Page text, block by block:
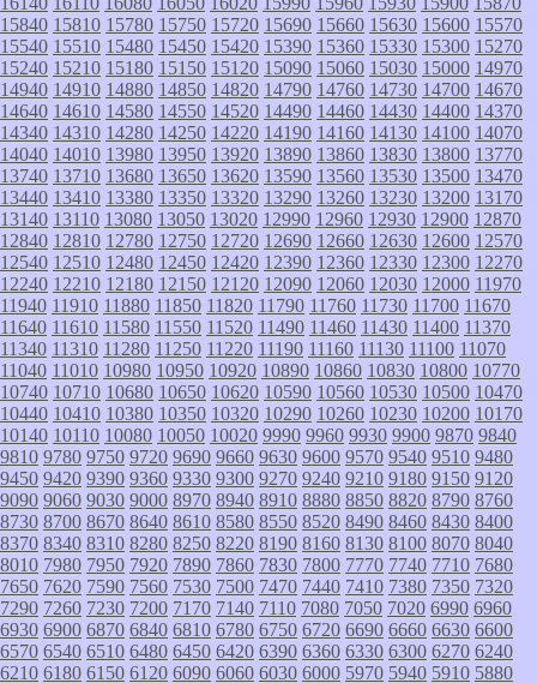
15840 15810 15780 15750 15720 15690 15660 15630 15600 15570
15540 15510 15480 15450 15420 15390 15360 15330 15300 15270
15240 15210 15180 15150 15120 15090 15060 15030 15000 14970
14940 14910 14880 14850 14820 14790 14760 14730 14700 14670
14640 14610 14580 14550 14520 14490 14460 14430 14400 14370
14340 14310 14280 14250 14220 14190 14160 14130 14100 14070
14040 14010 13980 13950 13920 13890 13860 13830 13800 13770
13740 13710 13680 13650 13620 13590 13560 13530 13500 13470
13440 13410 13380 13350 13320 13290 13260 13230 13200 13170
13140 13110 13080 13050 13020 12990 12960 12930 12900 12870
12840 12810 12780 12750 12720 12690 12660 12630 12600 12570
12540 12510 12480 12450 12420 12390 12360 12330 12300 12270
12240 12210 12180 12150 12120 12090 12060 12030 12000 11970
11940 11910 11880 11850 11820 11790 11760 11730 11700 11670
11640 11610 11580 11550 11520 11490 11460 11430 11400 11370
11340 11310 11280 11250 11220 11190 11160 11130 11100 11070
11040 11010 10980 10950 10920 10890 10860 10830 10800 10770
10740 10710 10680 10650 10620 10590 10560 10530 10500 10470
10440 10410 10380 10350 10320 10290 10260 10230 10200 10170
10140 10110 10080 10050 10020 9990 9960 9930 9900 9870 9840
9810 9780 9750 9720 9690 9660 9630 9600 9570 9540 9510 9480
9450 9420 9390 9360 9330 9300 9270 9240 9210 9180 9150 9120
9090 9060 9030 9000 8970 8940 8910 8880 8850 8820 8790 8760
8730 8700 8670 8640 8610 8580 8550 8520 8490 8460 8430 8400
8370 8340 8310 8280 8250 8220 8190 8160 8130 8100 8070 8040
8010 7980 7950 7920 7890 7860 7830 7800 7770 7740 7710 7680
7650 7620 7590 7560 7530 7500 7470 7440 7410 7380 7350 7320
7290 7260 7230 7200 7170 7140 7110 7080 7050 7020 6990 6960
6930 6900 6870 6840 6810 6780 6750 6720 6690 6660 6630 6600
6570 6540 6510 6480 6450 6420 6390 6360 6330 6300 6270 6240
6210 6180 6150 6120 6090 6060 6030 6000 5970 5940 5910 5880